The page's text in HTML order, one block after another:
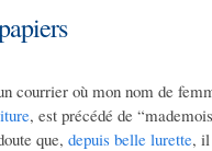
courrier où mon nom de
, est précédé de
que, depuis belle lurette, il